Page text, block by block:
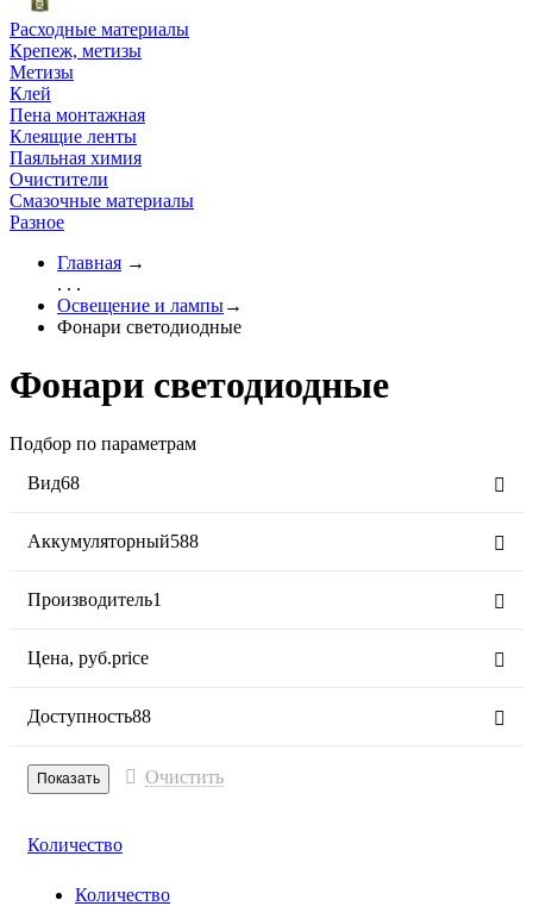
Расходные материалы
Крепеж, метизы
Метизы
Клей
Пена монтажная
Клеящие ленты
Паяльная химия
Очистители
Смазочные материалы
Разное
Главная →
. . .
Освещение и лампы→
Фонари светодиодные
Фонари светодиодные
Подбор по параметрам
Вид68
Аккумуляторный588
Производитель1
Цена, руб.price
Доступность88
Очистить
Количество
Количество